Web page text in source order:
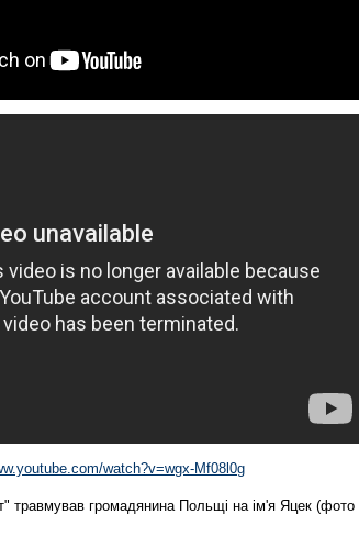
watch?v=wgx-Mf08l0g
травмував громадянина Польщі на ім'я Яцек (фото